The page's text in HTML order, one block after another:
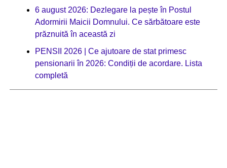
6 august 2026: Dezlegare la pește în Postul
Adormirii Maicii Domnului. Ce sărbătoare este
prăznuită în această zi
PENSII 2026 | Ce ajutoare de stat primesc
pensionarii în 2026: Condiții de acordare. Lista
completă